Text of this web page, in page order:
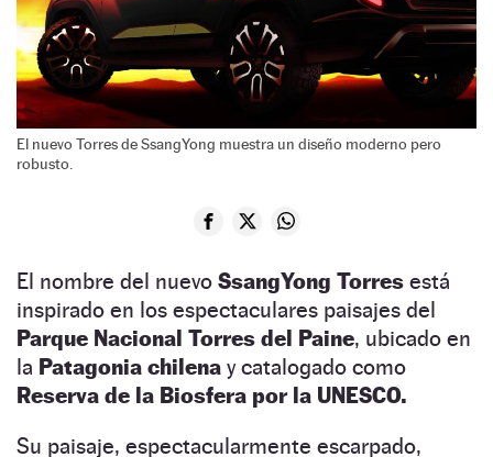
El nuevo Torres de SsangYong muestra un diseño moderno pero
robusto.
El nombre del nuevo SsangYong Torres está
inspirado en los espectaculares paisajes del
Parque Nacional Torres del Paine, ubicado en
la Patagonia chilena y catalogado como
Reserva de la Biosfera por la UNESCO.
Su paisaje, espectacularmente escarpado,